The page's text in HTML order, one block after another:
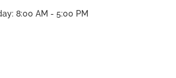
8:00 AM - 5:00 PM